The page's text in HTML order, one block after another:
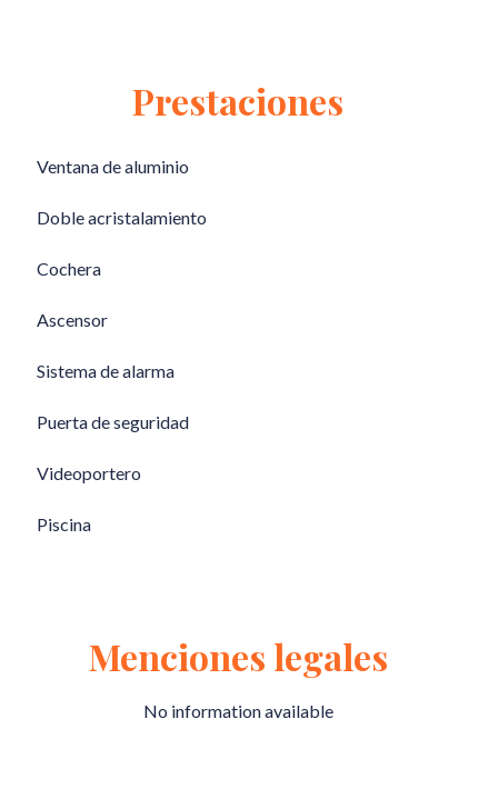
Prestaciones
Ventana de aluminio
Doble acristalamiento
Cochera
Ascensor
Sistema de alarma
Puerta de seguridad
Videoportero
Piscina
Menciones legales
No information available